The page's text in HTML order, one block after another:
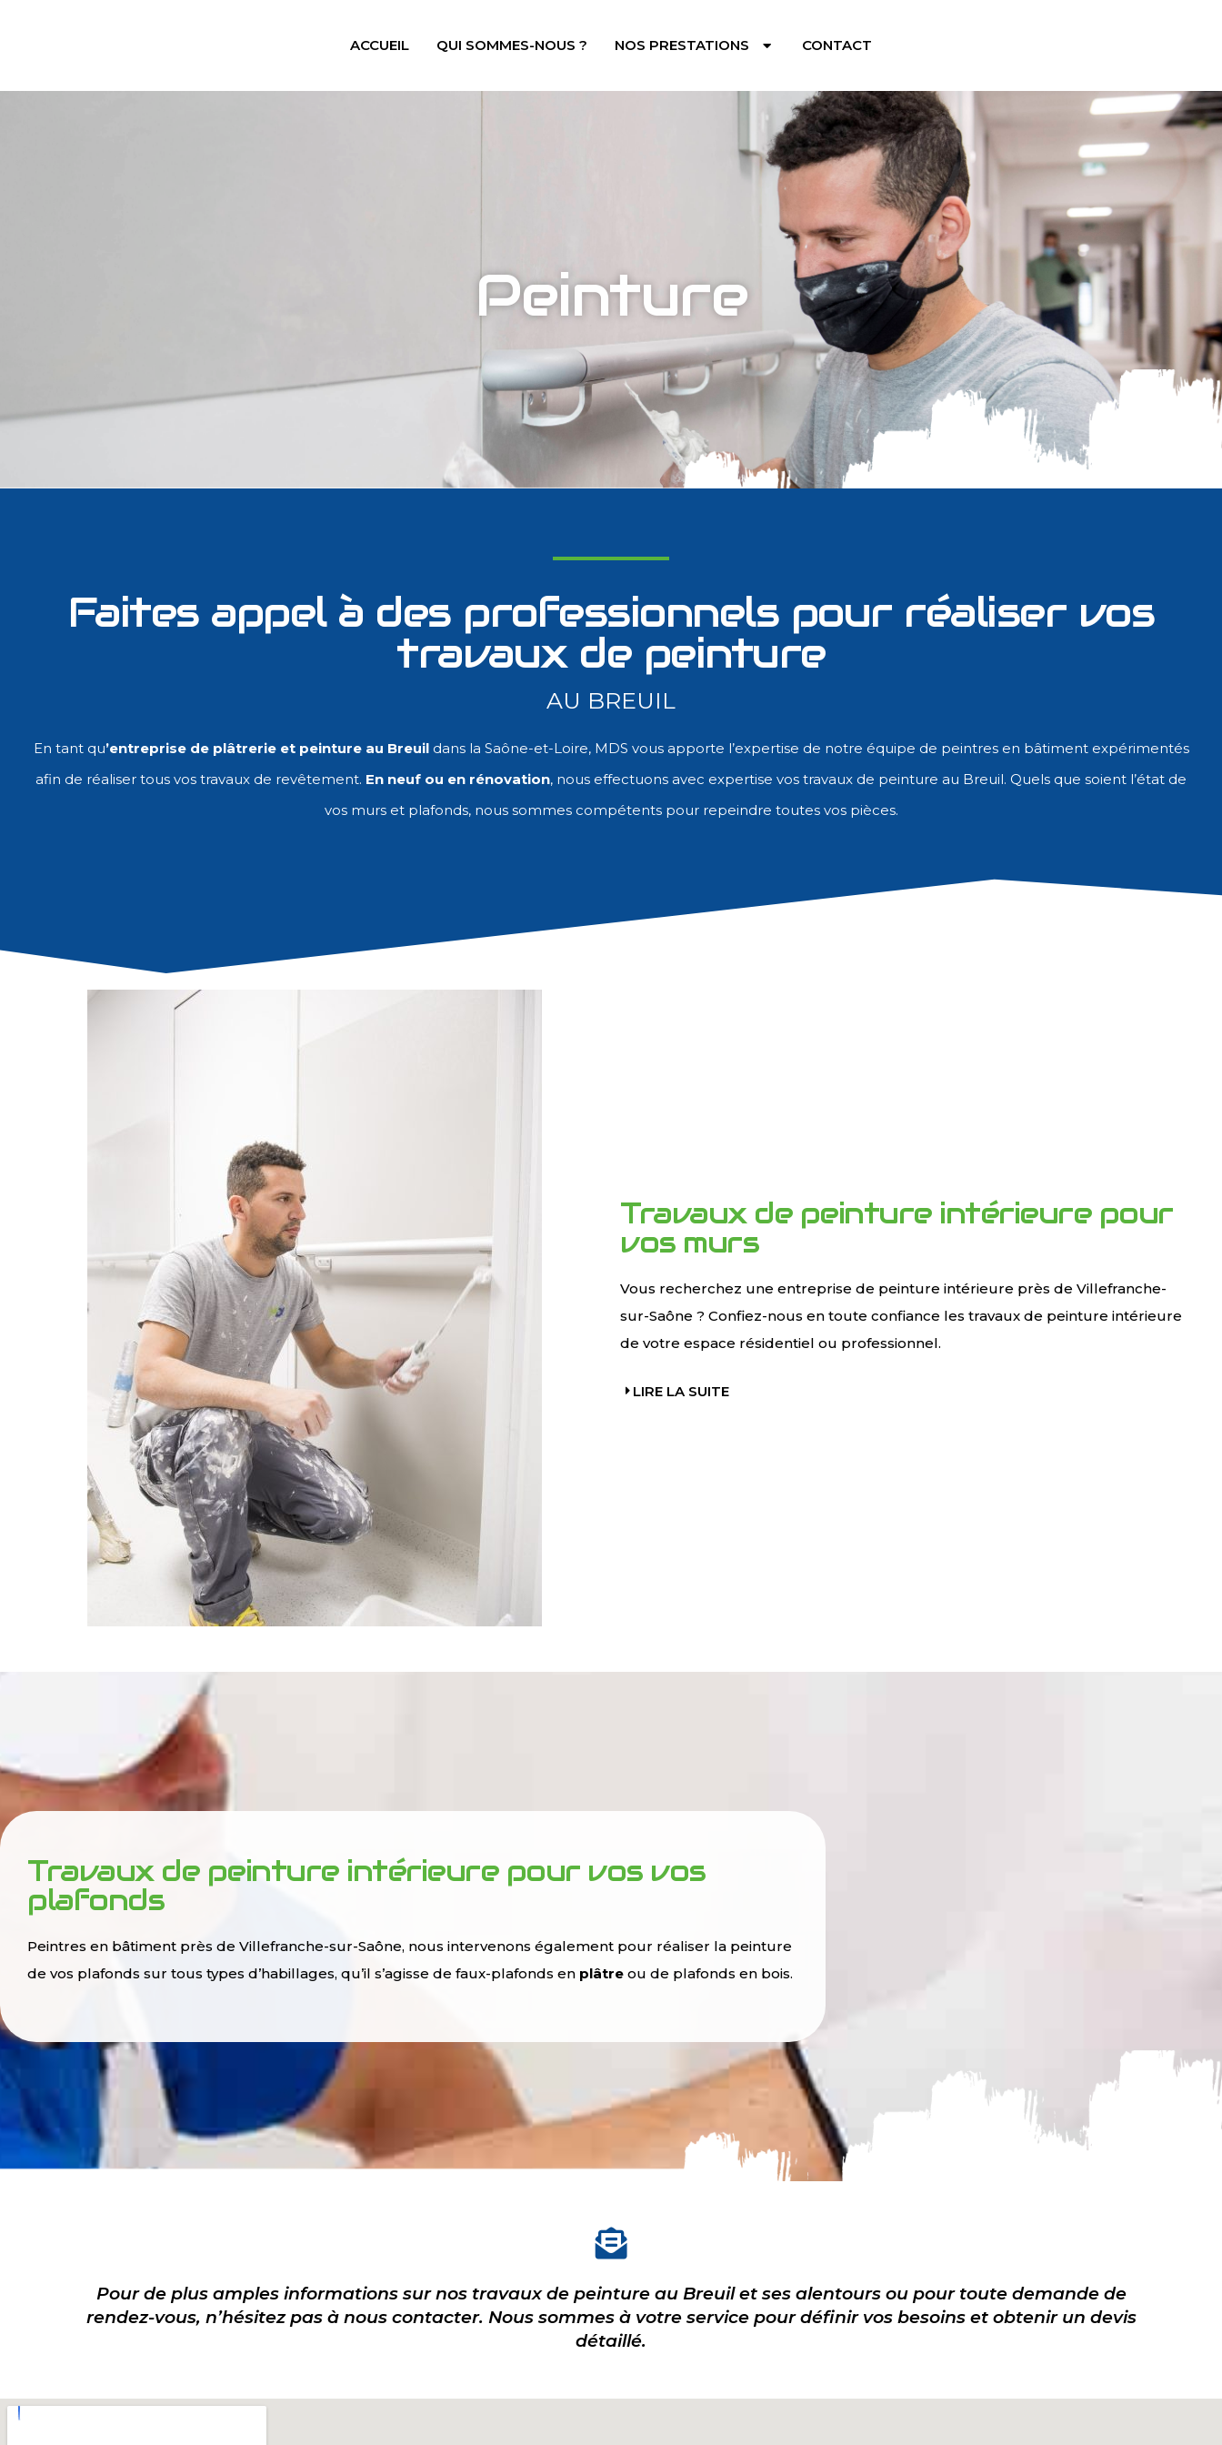
ACCUEIL QUI SOMMES-NOUS ? NOS PRESTATIONS CONTACT
Peinture
Faites appel à des professionnels pour réaliser vos
travaux de peinture
AU BREUIL
En tant qu’entreprise de plâtrerie et peinture au Breuil dans la Saône-et-Loire, MDS vous apporte l’expertise de notre équipe de peintres en bâtiment expérimentés
afin de réaliser tous vos travaux de revêtement. En neuf ou en rénovation, nous effectuons avec expertise vos travaux de peinture au Breuil. Quels que soient l’état de
vos murs et plafonds, nous sommes compétents pour repeindre toutes vos pièces.
Travaux de peinture intérieure pour
vos murs
Vous recherchez une entreprise de peinture intérieure près de Villefranche-
sur-Saône ? Confiez-nous en toute confiance les travaux de peinture intérieure
de votre espace résidentiel ou professionnel.
LIRE LA SUITE
Travaux de peinture intérieure pour vos vos
plafonds
Peintres en bâtiment près de Villefranche-sur-Saône, nous intervenons également pour réaliser la peinture
de vos plafonds sur tous types d’habillages, qu’il s’agisse de faux-plafonds en plâtre ou de plafonds en bois.
Pour de plus amples informations sur nos travaux de peinture au Breuil et ses alentours ou pour toute demande de
rendez-vous, n’hésitez pas à nous contacter. Nous sommes à votre service pour définir vos besoins et obtenir un devis
détaillé.